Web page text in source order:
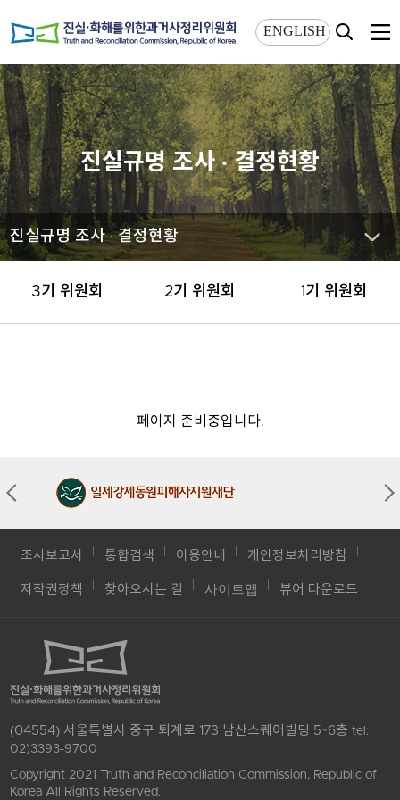
ENGLISH
진실규명 조사 · 결정현황
진실규명 조사 · 결정현황
3기 위원회 2기 위원회 1기 위원회
페이지 준비중입니다.
조사보고서 통합검색 이용안내 개인정보처리방침
저작권정책 찾아오시는 길 사이트맵 뷰어 다운로드
(04554) 서울특별시 중구 퇴계로 173 남산스퀘어빌딩 5~6층tel:
02)3393-9700
Copyright 2021 Truth and Reconciliation Commission, Republic of
Korea All Rights Reserved.